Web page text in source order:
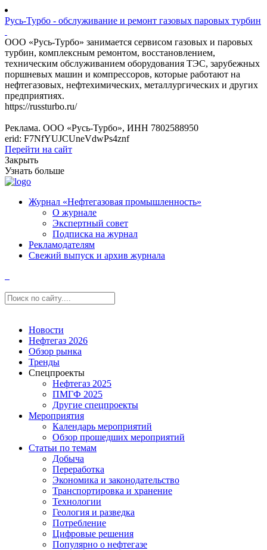
Русь-Турбо - обслуживание и ремонт газовых паровых турбин
ООО «Русь-Турбо» занимается сервисом газовых и паровых
турбин, комплексным ремонтом, восстановлением,
техническим обслуживанием оборудования ТЭС, зарубежных
поршневых машин и компрессоров, которые работают на
нефтегазовых, нефтехимических, металлургических и других
предприятиях.
https://russturbo.ru/
Реклама. ООО «Русь-Турбо», ИНН 7802588950
erid: F7NfYUJCUneVdwPs4znf
Перейти на сайт
Закрыть
Узнать больше
Журнал «Нефтегазовая промышленность»
О журнале
Экспертный совет
Подписка на журнал
Рекламодателям
Свежий выпуск и архив журнала
Новости
Нефтегаз 2026
Обзор рынка
Тренды
Спецпроекты
Нефтегаз 2025
ПМГФ 2025
Другие спецпроекты
Мероприятия
Календарь мероприятий
Обзор прошедших мероприятий
Статьи по темам
Добыча
Переработка
Экономика и законодательство
Транспортировка и хранение
Технологии
Геология и разведка
Потребление
Цифровые решения
Популярно о нефтегазе